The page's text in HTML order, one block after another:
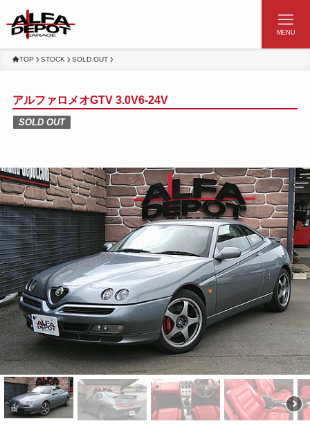
MENU
TOP STOCK SOLD OUT
アルファロメオGTV 3.0V6-24V
SOLD OUT